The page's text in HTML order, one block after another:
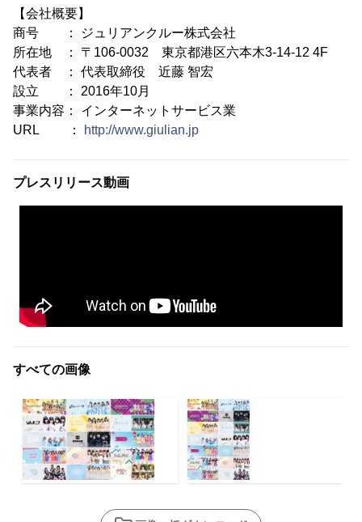
【会社概要】
商号 ： ジュリアンクルー株式会社
所在地 ： 〒106-0032 東京都港区六本木3-14-12 4F
代表者 ： 代表取締役 近藤 智宏
設立 ： 2016年10月
事業内容： インターネットサービス業
URL ：
http://www.giulian.jp
プレスリリース動画
すべての画像